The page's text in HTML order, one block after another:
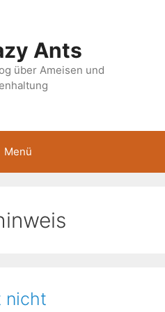
Ants
über Ameisen und
Menü
nicht